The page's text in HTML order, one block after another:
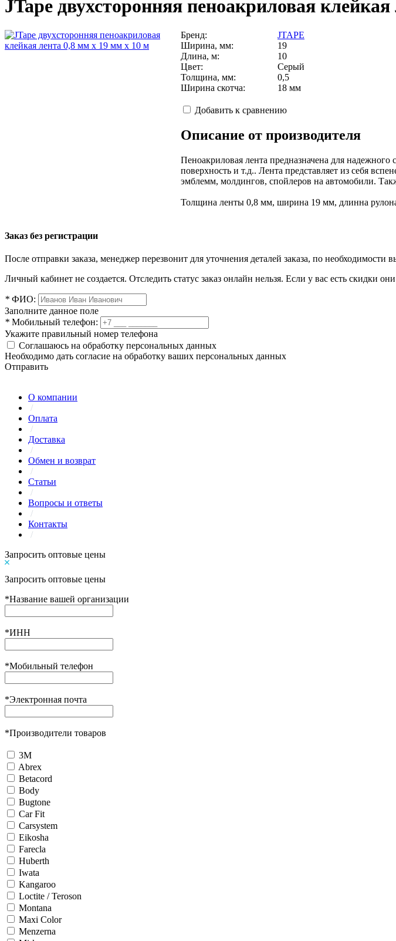
JTape двухсторонняя пеноакриловая
Бренд:
JTAPE
Ширина, мм:
19
Длина, м:
10
Цвет:
Серый
Толщина, мм:
0,5
Ширина скотча:
18 мм
Добавить к сравнению
Описание от производителя
Пеноакриловая лента предназначена для надежного
поверхность и т.д.. Лента представляет из себя
эмблемм, молдингов, спойлеров на автомобили.
Толщина ленты 0,8 мм, ширина 19 мм, длинна
Заказ без регистрации
После отправки заказа, менеджер перезвонит для уточнения деталей заказа, по необходимости
Личный кабинет не создается. Отследить статус заказ онлайн нельзя. Если у вас есть скидки
* ФИО:
Заполните данное поле
* Мобильный телефон:
Укажите правильный номер телефона
Соглашаюсь на обработку персональных данных
Необходимо дать согласие на обработку ваших персональных данных
Отправить
О компании
/
Оплата
/
Доставка
/
Обмен и возврат
/
Статьи
/
Вопросы и ответы
/
Контакты
/
Запросить оптовые цены
Запросить оптовые цены
*Название вашей организации
*ИНН
*Мобильный телефон
*Электронная почта
*Производители товаров
3М
Abrex
Betacord
Body
Bugtone
Car Fit
Carsystem
Eikosha
Farecla
Huberth
Iwata
Kangaroo
Loctite / Teroson
Montana
Maxi Color
Menzerna